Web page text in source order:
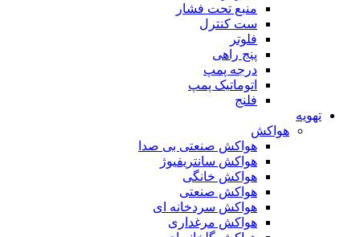
منبع تحت فشار
ست کنترل
فلوتر
پنج راهی
درجه پمپ
اتوماتیک پمپ
فلنج
تهویه
هواکش
هواکش صنعتی بی صدا
هواکش سانتریفیوژ
هواکش خانگی
هواکش صنعتی
هواکش سردخانه ای
هواکش مرغداری